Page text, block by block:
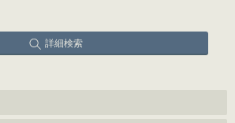
詳細検索